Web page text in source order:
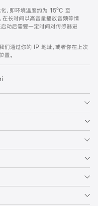
，即环境温度约为 15ºC 至
长时间以高音量播放音频等情
动后需要一定时间对传感器进
们通过你的 IP 地址，或者你在上次
置。